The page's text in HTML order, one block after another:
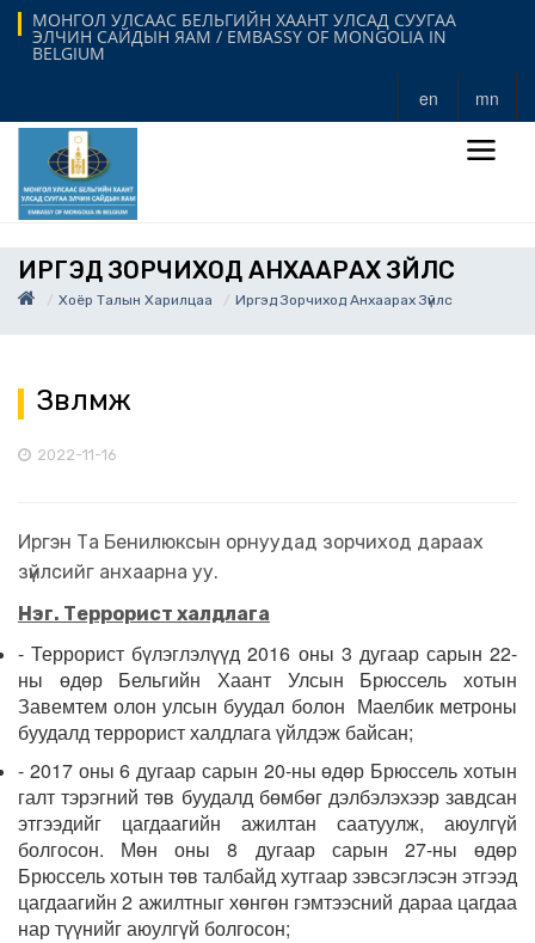
МОНГОЛ УЛСААС БЕЛЬГИЙН ХААНТ УЛСАД СУУГАА
ЭЛЧИН САЙДЫН ЯАМ / EMBASSY OF MONGOLIA IN
BELGIUM
en mn
ИРГЭД ЗОРЧИХОД АНХААРАХ ЗҮЙЛС
Хоёр Талын Харилцаа Иргэд Зорчиход Анхаарах Зүйлс
Зөвлөмж
2022-11-16
Иргэн Та Бенилюксын орнуудад зорчиход дараах
зүйлсийг анхаарна уу.
Нэг. Террорист халдлага
- Террорист бүлэглэлүүд 2016 оны 3 дугаар сарын 22-
ны өдөр Бельгийн Хаант Улсын Брюссель хотын
Завемтем олон улсын буудал болон Маелбик метроны
буудалд террорист халдлага үйлдэж байсан;
- 2017 оны 6 дугаар сарын 20-ны өдөр Брюссель хотын
галт тэрэгний төв буудалд бөмбөг дэлбэлэхээр завдсан
этгээдийг цагдаагийн ажилтан саатуулж, аюулгүй
болгосон. Мөн оны 8 дугаар сарын 27-ны өдөр
Брюссель хотын төв талбайд хутгаар зэвсэглэсэн этгээд
цагдаагийн 2 ажилтныг хөнгөн гэмтээсний дараа цагдаа
нар түүнийг аюулгүй болгосон;